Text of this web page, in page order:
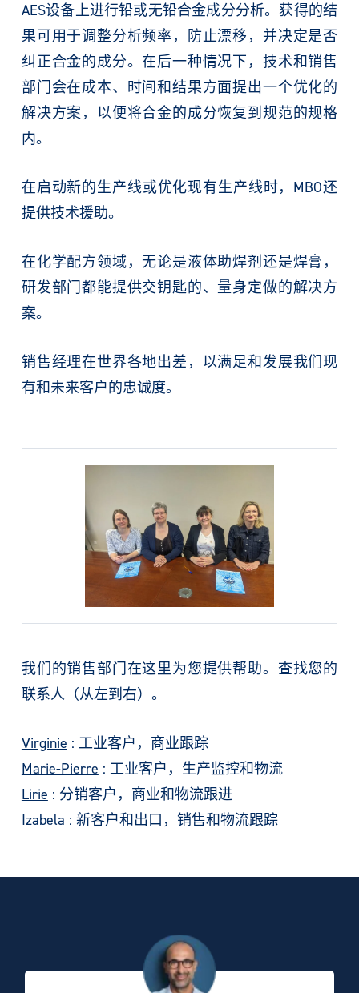
AES设备上进行铅或无铅合金成分分析。获得的结
果可用于调整分析频率，防止漂移，并决定是否
纠正合金的成分。在后一种情况下，技术和销售
部门会在成本、时间和结果方面提出一个优化的
解决方案，以便将合金的成分恢复到规范的规格
内。
在启动新的生产线或优化现有生产线时，MBO还
提供技术援助。
在化学配方领域，无论是液体助焊剂还是焊膏，
研发部门都能提供交钥匙的、量身定做的解决方
案。
销售经理在世界各地出差，以满足和发展我们现
有和未来客户的忠诚度。
我们的销售部门在这里为您提供帮助。查找您的
联系人（从左到右）。
Virginie : 工业客户，商业跟踪
Marie-Pierre : 工业客户，生产监控和物流
Lirie : 分销客户，商业和物流跟进
Izabela : 新客户和出口，销售和物流跟踪